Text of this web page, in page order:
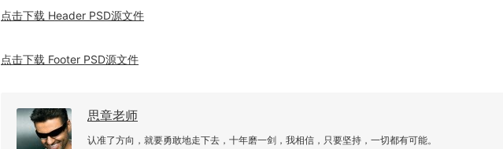
点击下载 Header PSD源文件
点击下载 Footer PSD源文件
思章老师
认准了方向，就要勇敢地走下去，十年磨一剑，我相信，只要坚持，一切都有可能。